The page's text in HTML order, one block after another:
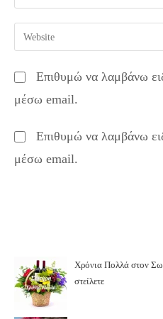
comment
your
email
address
comment
Enter
your
URL
(optional)
Επιθυμώ να λαμβάνω
μέσω email.
Επιθυμώ να λαμβάνω
μέσω email.
Χρόνια Πολλά στον
στείλετε